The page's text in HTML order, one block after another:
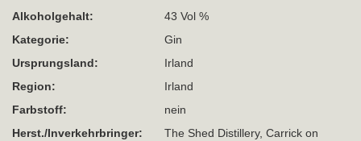
Alkoholgehalt:
43 Vol %
Kategorie:
Gin
Ursprungsland:
Irland
Region:
Irland
Farbstoff:
nein
Herst./Inverkehrbringer:
The Shed Distillery, Carrick on